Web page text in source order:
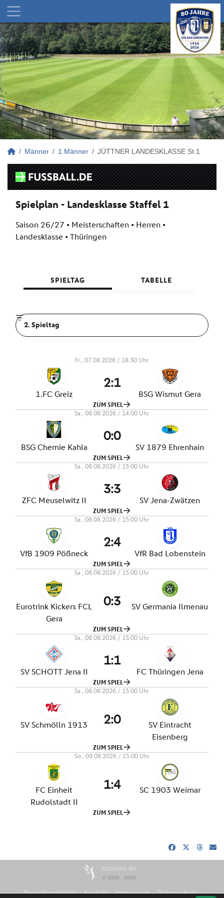
Männer 1.Männer JÜTTNER LANDESKLASSE St.1
soccero.de
© 2006 - 2026
Besucherstatistik Kontakt Impressum Datenschutz